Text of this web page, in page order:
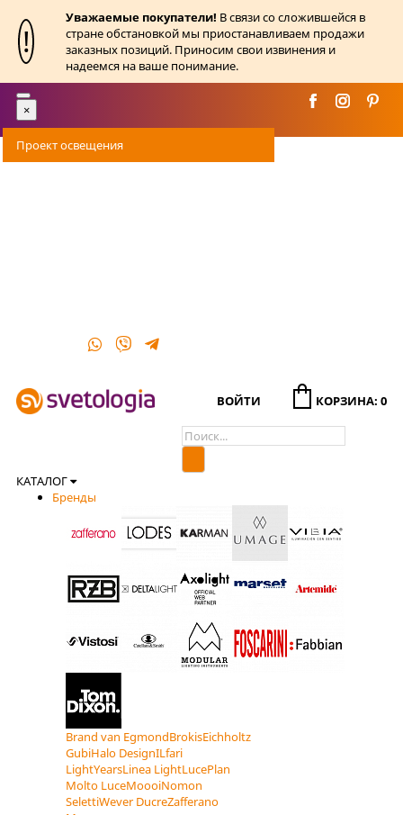
!
Уважаемые покупатели! В связи со сложившейся в
стране обстановкой мы приостанавливаем продажи
заказных позиций. Приносим свои извинения и
надеемся на ваше понимание.
Toggle
navigation
×
Проект освещения
ВОЙТИ КОРЗИНА: 0
КАТАЛОГ
Бренды
Brand van EgmondBrokisEichholtz
GubiHalo DesignILfari
LightYearsLinea LightLucePlan
Molto LuceMoooiNomon
SelettiWever DucreZafferano